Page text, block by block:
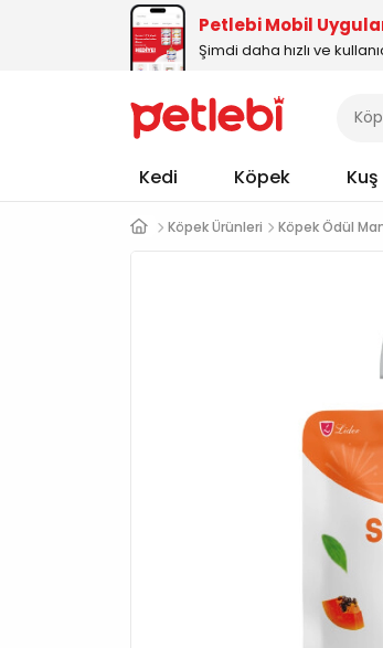
Petlebi Mobil
Şimdi daha hızlı ve
Kedi Köpek Kuş
Köpek Ürünleri Köpek Ödül